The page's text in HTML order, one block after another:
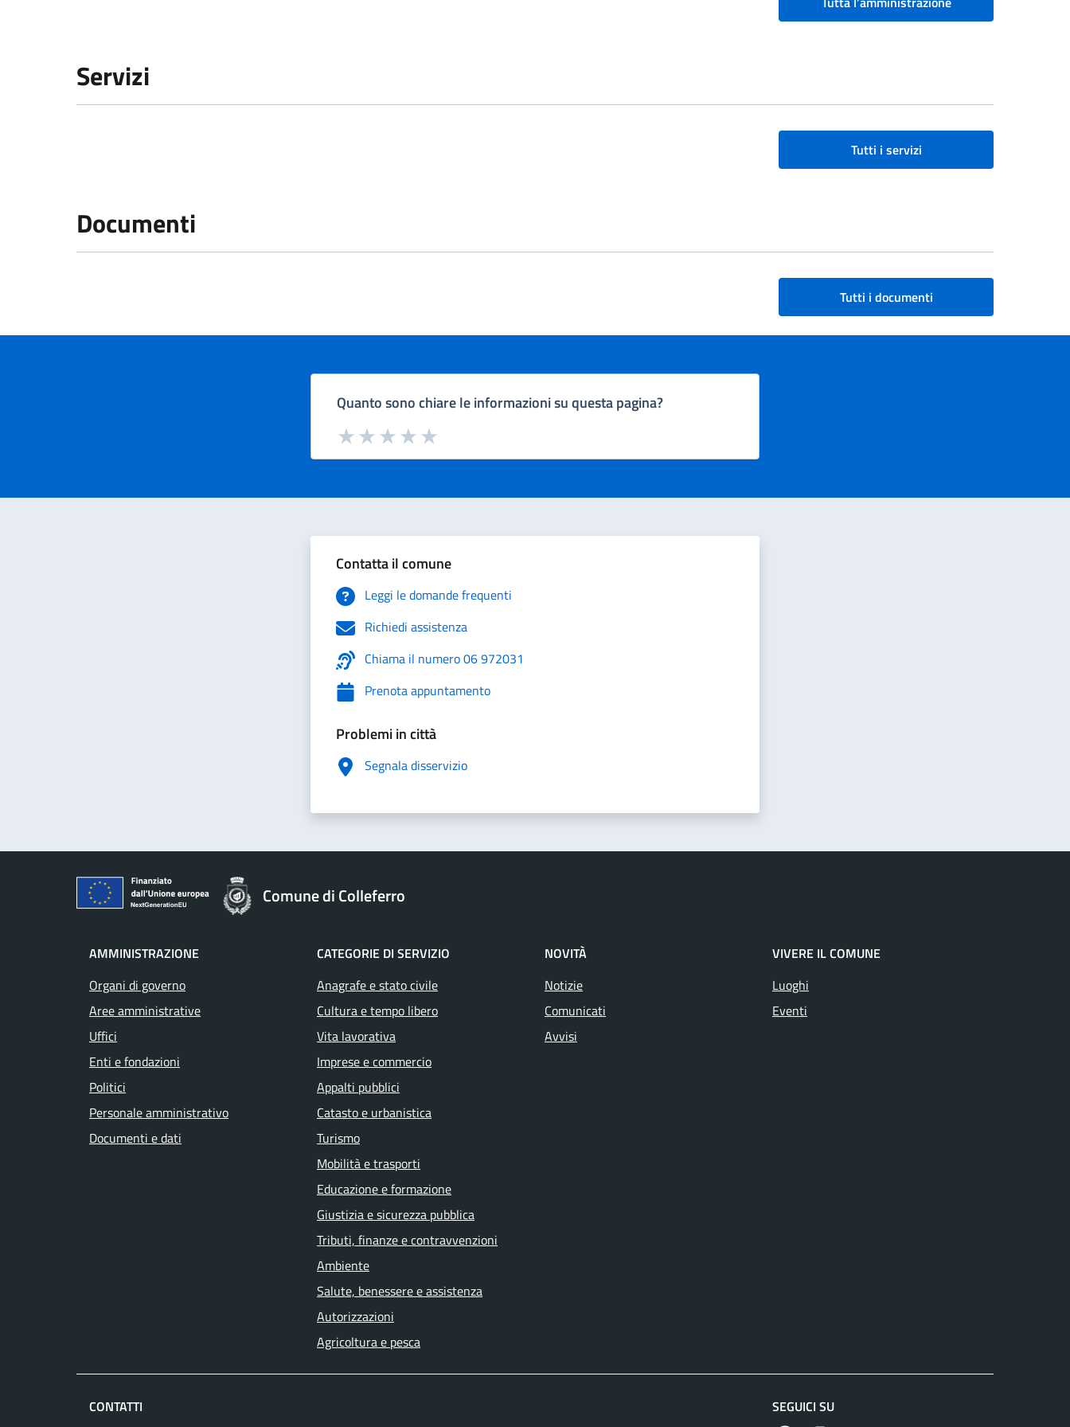
Servizi
Tutti i servizi
Documenti
Tutti i documenti
Quanto sono chiare le informazioni su questa pagina?
Valuta da 1 a 5 stelle la pagina
Valuta 5 stelle su 5
Valuta 4 stelle su 5
Valuta 3 stelle su 5
Valuta 2 stelle su 5
Valuta 1 stelle su 5
Contatta il comune
Leggi le domande frequenti
Richiedi assistenza
Chiama il numero 06 972031
Prenota appuntamento
Problemi in città
Segnala disservizio
Comune di Colleferro
AMMINISTRAZIONE
Organi di governo
Aree amministrative
Uffici
Enti e fondazioni
Politici
Personale amministrativo
Documenti e dati
CATEGORIE DI SERVIZIO
Anagrafe e stato civile
Cultura e tempo libero
Vita lavorativa
Imprese e commercio
Appalti pubblici
Catasto e urbanistica
Turismo
Mobilità e trasporti
Educazione e formazione
Giustizia e sicurezza pubblica
Tributi, finanze e contravvenzioni
Ambiente
Salute, benessere e assistenza
Autorizzazioni
Agricoltura e pesca
NOVITÀ
Notizie
Comunicati
Avvisi
VIVERE IL COMUNE
Luoghi
Eventi
CONTATTI
SEGUICI SU